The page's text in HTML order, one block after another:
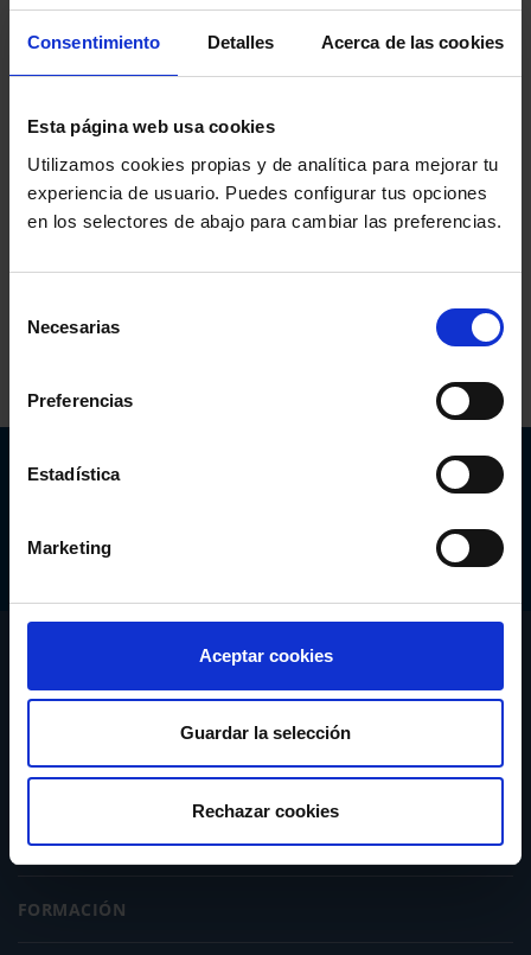
Consentimiento Detalles Acerca de las cookies
Esta página web usa cookies
Utilizamos cookies propias y de analítica para mejorar tu
experiencia de usuario. Puedes configurar tus opciones
en los selectores de abajo para cambiar las preferencias.
Necesarias
Preferencias
Estadística
Marketing
Aceptar cookies
Guardar la selección
Rechazar cookies
SERVICIOS
ACTUALIDAD
PUBLICACIONES
FORMACIÓN